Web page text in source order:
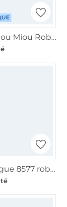
E-Book Miou Miou Robe Marlisa XL, en allemand
Patron Vogue 8577 robe, en français